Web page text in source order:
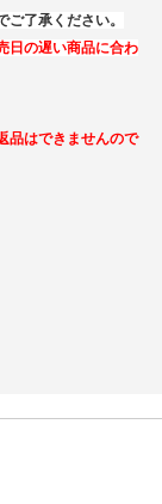
了承ください。
日の遅い商品に合わ
品はできませんので